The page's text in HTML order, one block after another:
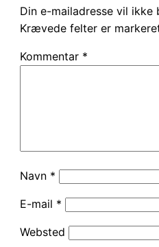
Din e-mailadresse vil ikke
Krævede felter er
Kommentar *
Navn *
E-mail *
Websted